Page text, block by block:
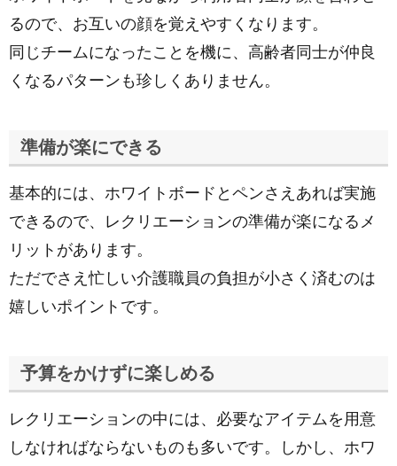
るので、お互いの顔を覚えやすくなります。
同じチームになったことを機に、高齢者同士が仲良
くなるパターンも珍しくありません。
準備が楽にできる
基本的には、ホワイトボードとペンさえあれば実施
できるので、レクリエーションの準備が楽になるメ
リットがあります。
ただでさえ忙しい介護職員の負担が小さく済むのは
嬉しいポイントです。
予算をかけずに楽しめる
レクリエーションの中には、必要なアイテムを用意
しなければならないものも多いです。しかし、ホワ